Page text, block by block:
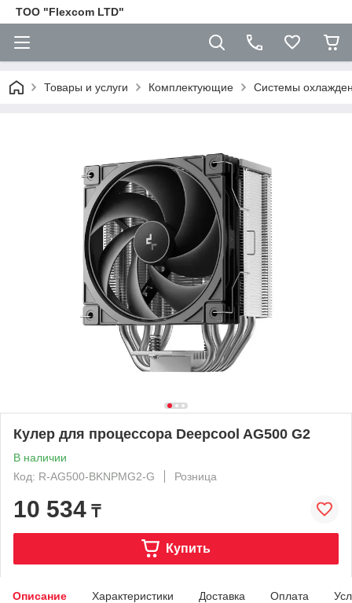
ТОО "Flexcom LTD"
Товары и услуги Комплектующие Cистемы
Кулер для процессора Deepcool AG500 G2
В наличии
Код: R-AG500-BKNPMG2-G
Розница
10 534 ₸
Купить
Описание Характеристики Доставка Оплата